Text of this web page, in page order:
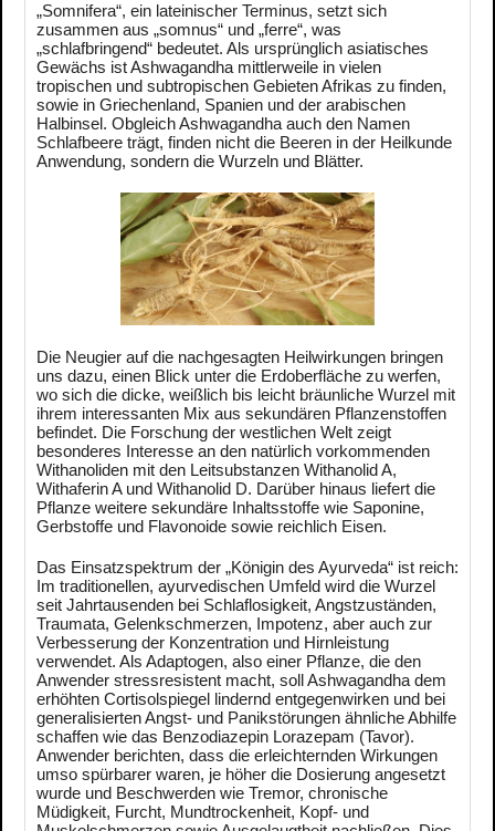
„Somnifera“, ein lateinischer Terminus, setzt sich
zusammen aus „somnus“ und „ferre“, was
„schlafbringend“ bedeutet. Als ursprünglich asiatisches
Gewächs ist Ashwagandha mittlerweile in vielen
tropischen und subtropischen Gebieten Afrikas zu finden,
sowie in Griechenland, Spanien und der arabischen
Halbinsel. Obgleich Ashwagandha auch den Namen
Schlafbeere trägt, finden nicht die Beeren in der Heilkunde
Anwendung, sondern die Wurzeln und Blätter.
Die Neugier auf die nachgesagten Heilwirkungen bringen
uns dazu, einen Blick unter die Erdoberfläche zu werfen,
wo sich die dicke, weißlich bis leicht bräunliche Wurzel mit
ihrem interessanten Mix aus sekundären Pflanzenstoffen
befindet. Die Forschung der westlichen Welt zeigt
besonderes Interesse an den natürlich vorkommenden
Withanoliden mit den Leitsubstanzen Withanolid A,
Withaferin A und Withanolid D. Darüber hinaus liefert die
Pflanze weitere sekundäre Inhaltsstoffe wie Saponine,
Gerbstoffe und Flavonoide sowie reichlich Eisen.
Das Einsatzspektrum der „Königin des Ayurveda“ ist reich:
Im traditionellen, ayurvedischen Umfeld wird die Wurzel
seit Jahrtausenden bei Schlaflosigkeit, Angstzuständen,
Traumata, Gelenkschmerzen, Impotenz, aber auch zur
Verbesserung der Konzentration und Hirnleistung
verwendet. Als Adaptogen, also einer Pflanze, die den
Anwender stressresistent macht, soll Ashwagandha dem
erhöhten Cortisolspiegel lindernd entgegenwirken und bei
generalisierten Angst- und Panikstörungen ähnliche Abhilfe
schaffen wie das Benzodiazepin Lorazepam (Tavor).
Anwender berichten, dass die erleichternden Wirkungen
umso spürbarer waren, je höher die Dosierung angesetzt
wurde und Beschwerden wie Tremor, chronische
Müdigkeit, Furcht, Mundtrockenheit, Kopf- und